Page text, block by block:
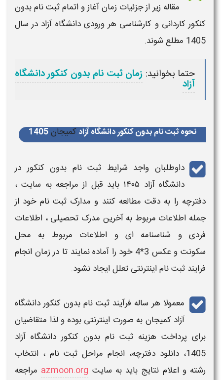
مقاله زیر از جزئیات زمان آغاز و اتمام ثبت نام بدون
کنکور کاردانی و کارشناسی هر ورودی دانشگاه آزاد در سال
1405 مطلع شوند.
حتما بخوانید: زمان ثبت نام بدون کنکور دانشگاه
آزاد
نحوه ثبت نام بدون کنکور دانشگاه آزادکمیجان1405
داوطلبان واجد شرایط ثبت نام بدون کنکور در
دانشگاه آزاد ۱۴۰۵
باید قبل از مراجعه به سایت ،
دفترچه را به دقت مطالعه کنند و مدارک ثبت نام خود از
جمله اطلاعات مربوط بهآخرین مدرک تحصیلی ، اطلاعات
فردی و شناسنامه ای و اطلاعات مربوط به محل
سکونتو عکس 3*4
خود را آماده نمایند تا در زمان انجام
فرایند ثبت نام اینترنتی تعلل ایجاد نشود.
معمولا هر ساله فرآیند ثبت نام بدون کنکور دانشگاه
آزاد کمیجان به صورت اینترنتی بوده و لذا متقاضیان
برای پرداخت هزینه ثبت نام بدون کنکور دانشگاه آزاد
1405، دانلود دفترچه، انجام مراحل ثبت نام ، انتخاب
رشته واعلام نتایج باید به سایت azmoon.org مراجعه